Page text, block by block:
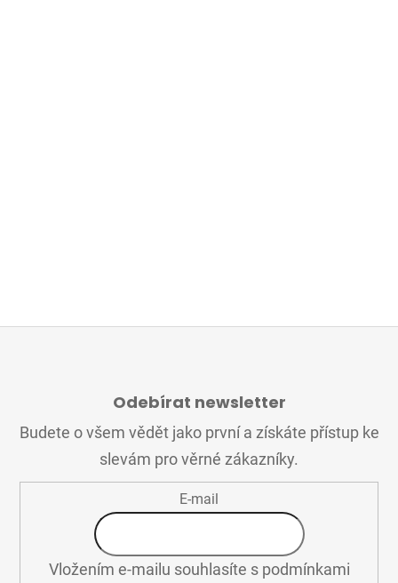
Odebírat newsletter
Budete o všem vědět jako první a získáte přístup ke
slevám pro věrné zákazníky.
E-mail
Vložením e-mailu souhlasíte s podmínkami